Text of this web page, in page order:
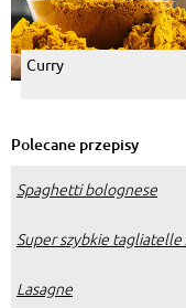
Curry
Polecane przepisy
Spaghetti bolognese
Super szybkie tagliatelle
Lasagne